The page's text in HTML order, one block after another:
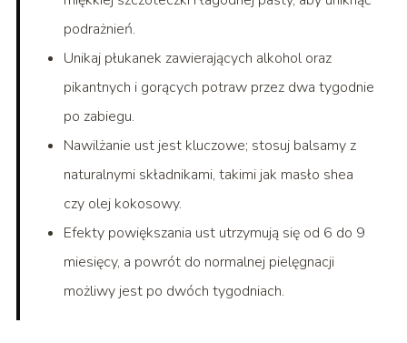
podrażnień.
Unikaj płukanek zawierających alkohol oraz
pikantnych i gorących potraw przez dwa tygodnie
po zabiegu.
Nawilżanie ust jest kluczowe; stosuj balsamy z
naturalnymi składnikami, takimi jak masło shea
czy olej kokosowy.
Efekty powiększania ust utrzymują się od 6 do 9
miesięcy, a powrót do normalnej pielęgnacji
możliwy jest po dwóch tygodniach.